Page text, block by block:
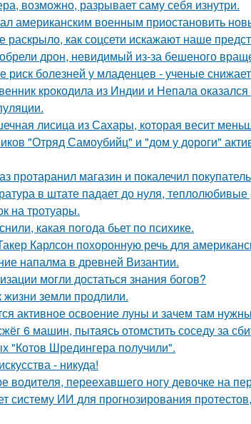
возможно, разрывает саму себя изнутри.
американским военным приостановить
раскрыло, как соцсети искажают наше
дрон, невидимый из-за бешеного
риск болезней у младенцев - ученые
крокодила из Индии и Непала
лисица из Сахары, которая весит
"Отряд Самоубийц" и "дом у дороги"
протаранил магазин и покалечил
в штате падает до нуля,
на тротуары.
какая погода бьет по психике.
Карлсон похоронную речь для
напалма в древней Византии.
могли достаться знания богов?
земли продлили.
активное освоение луны и зачем там
6 машин, пытаясь отомстить соседу за
"Котов Шредингера получили".
- никуда!
водителя, переехавшего ногу девочке на
систему ИИ для прогнозирования